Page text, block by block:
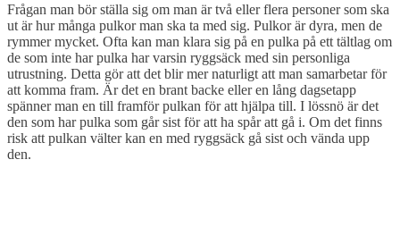
Frågan man bör ställa sig om man är två eller flera personer som ska
ut är hur många pulkor man ska ta med sig. Pulkor är dyra, men de
rymmer mycket. Ofta kan man klara sig på en pulka på ett tältlag om
de som inte har pulka har varsin ryggsäck med sin personliga
utrustning. Detta gör att det blir mer naturligt att man samarbetar för
att komma fram. Är det en brant backe eller en lång dagsetapp
spänner man en till framför pulkan för att hjälpa till. I lössnö är det
den som har pulka som går sist för att ha spår att gå i. Om det finns
risk att pulkan välter kan en med ryggsäck gå sist och vända upp
den.